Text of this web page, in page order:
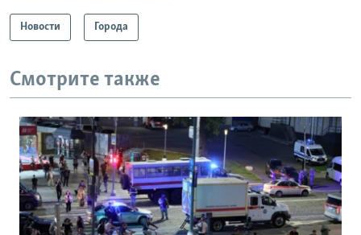
Новости Города
Смотрите также